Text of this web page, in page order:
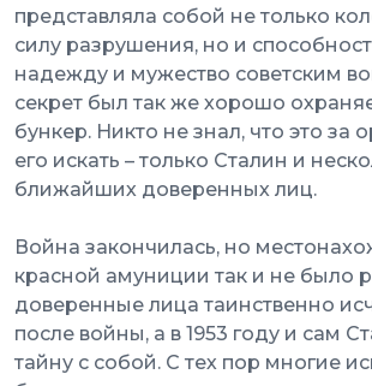
представляла собой не только
силу разрушения, но и
надежду и мужество советским
секрет был так же хорошо
бункер. Никто не знал, что это за
его искать – только Сталин и
ближайших доверенных лиц.
Война закончилась, но
красной амуниции так и не было
доверенные лица таинственно
после войны, а в 1953 году и сам
тайну с собой. С тех пор многие